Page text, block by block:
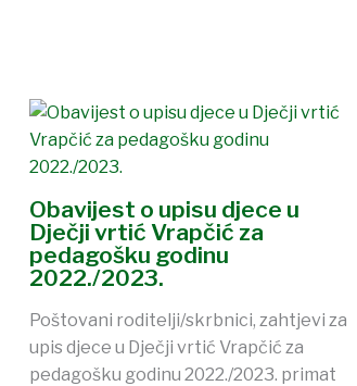
Obavijest o upisu djece u
Dječji vrtić Vrapčić za
pedagošku godinu
2022./2023.
Poštovani roditelji/skrbnici, zahtjevi za
upis djece u Dječji vrtić Vrapčić za
pedagošku godinu 2022./2023. primat